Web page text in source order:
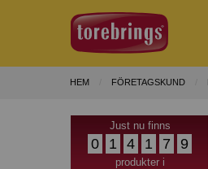
HEM FÖRETAGSKUND
Just nu finns
0 1 4 1 7 9
produkter i